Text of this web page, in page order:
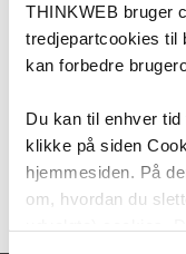
THINKWEB bruger
tredjepartcookies
kan forbedre
Du kan til enhver
klikke på siden
hjemmesiden. På
om, hvordan du
Brugervenlig– Nem
det indhold, de gerne
Flere
Responsivt design–
er der fokus på, at
En langtidsholdbar
hjemmesiden, i takt